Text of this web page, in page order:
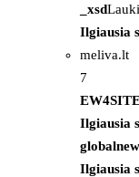
_xsd
Ilgiausia
meliva.lt
7
Ilgiausia
Ilgiausia